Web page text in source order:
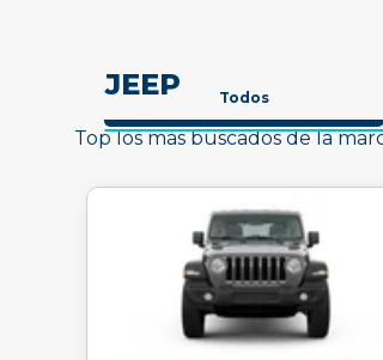
JEEP Todos
Top los más buscados de la